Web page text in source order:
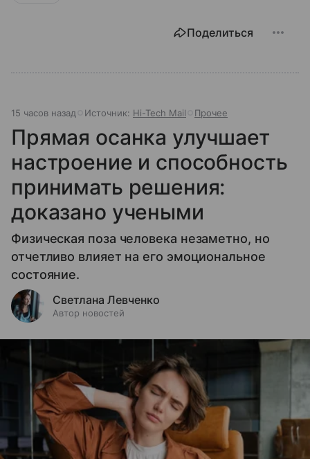
Поделиться
15 часов назад Источник: Hi-Tech Mail Прочее
Прямая осанка улучшает
настроение и способность
принимать решения:
доказано учеными
Физическая поза человека незаметно, но
отчетливо влияет на его эмоциональное
состояние.
Светлана Левченко
Автор новостей